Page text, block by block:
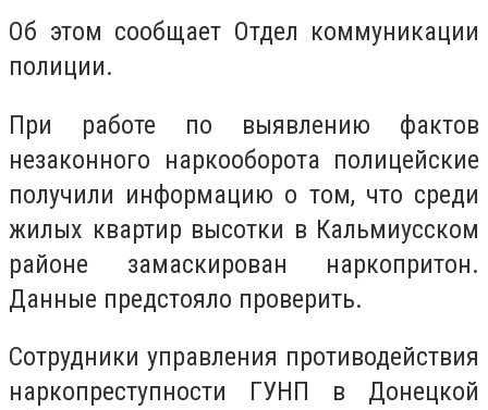
Об этом сообщает Отдел коммуникации
полиции.
При работе по выявлению фактов
незаконного наркооборота полицейские
получили информацию о том, что среди
жилых квартир высотки в Кальмиусском
районе замаскирован наркопритон.
Данные предстояло проверить.
Сотрудники управления противодействия
наркопреступности ГУНП в Донецкой